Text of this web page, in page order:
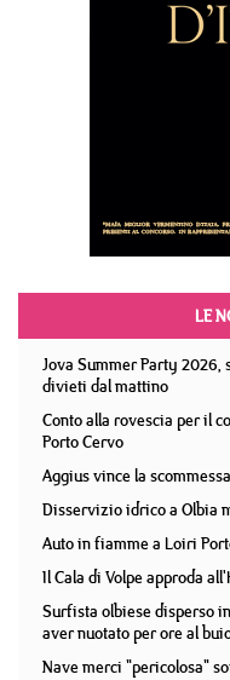
LE
Jova Summer Party
divieti dal mattino
Conto alla rovescia per il
Porto Cervo
Aggius vince la
Disservizio idrico a Olbia
Auto in fiamme a Loiri
Il Cala di Volpe approda
Surfista olbiese disperso
aver nuotato per ore al
Nave merci "pericolosa"